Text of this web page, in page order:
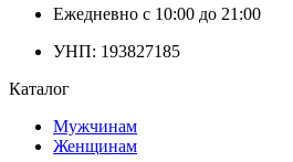
Ежедневно с 10:00 до 21:00
УНП: 193827185
Каталог
Мужчинам
Женщинам